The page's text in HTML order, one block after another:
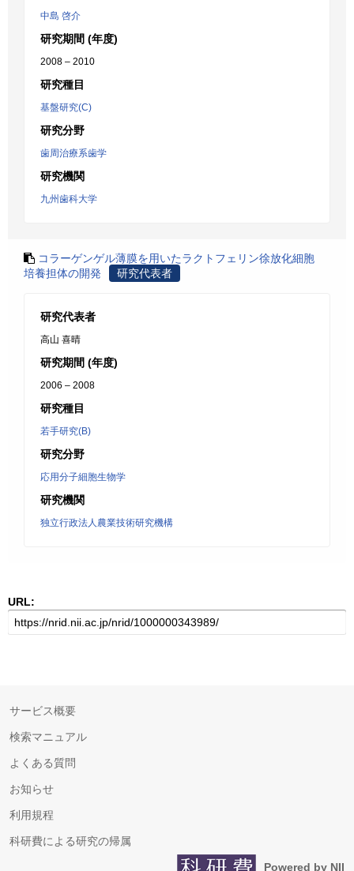
中島 啓介
研究期間 (年度)
2008 – 2010
研究種目
基盤研究(C)
研究分野
歯周治療系歯学
研究機関
九州歯科大学
コラーゲンゲル薄膜を用いたラクトフェリン徐放化細胞
培養担体の開発
研究代表者
研究代表者
高山 喜晴
研究期間 (年度)
2006 – 2008
研究種目
若手研究(B)
研究分野
応用分子細胞生物学
研究機関
独立行政法人農業技術研究機構
URL:
サービス概要
検索マニュアル
よくある質問
お知らせ
利用規程
科研費による研究の帰属
Powered by NII